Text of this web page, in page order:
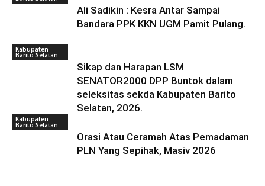
Ali Sadikin : Kesra Antar Sampai
Bandara PPK KKN UGM Pamit Pulang.
Kabupaten
Barito Selatan
Sikap dan Harapan LSM
SENATOR2000 DPP Buntok dalam
seleksitas sekda Kabupaten Barito
Selatan, 2026.
Kabupaten
Barito Selatan
Orasi Atau Ceramah Atas Pemadaman
PLN Yang Sepihak, Masiv 2026